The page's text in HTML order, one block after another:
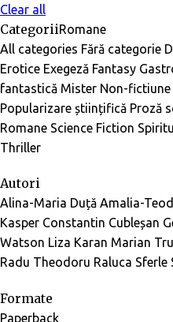
Clear all
CategoriiRomane
All categories Fără categorie
Erotice Exegeză Fantasy
fantastică Mister Non-fictiune
Popularizare științifică Proză
Romane Science Fiction
Thriller
Autori
Alina-Maria Duță Amalia-
Kasper Constantin Cubleșan
Watson Liza Karan Marian
Radu Theodoru Raluca Sferle
Formate
Paperback